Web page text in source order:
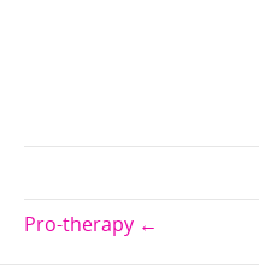
← Pro-therapy